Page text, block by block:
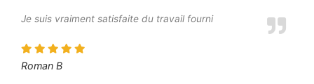
Je suis vraiment satisfaite du travail fourni
Roman B